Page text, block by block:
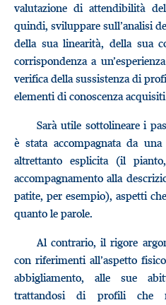
valutazione di attendibilità
quindi, sviluppare sull’analisi
della sua linearità, della sua
corrispondenza a
verifica della sussistenza di
elementi di conoscenza
Sarà utile sottolineare i
è stata accompagnata da
altrettanto esplicita (il
accompagnamento alla
patite, per esempio), aspetti
quanto le parole.
Al contrario, il rigore
con riferimenti all’aspetto
abbigliamento, alle sue
trattandosi di profili che